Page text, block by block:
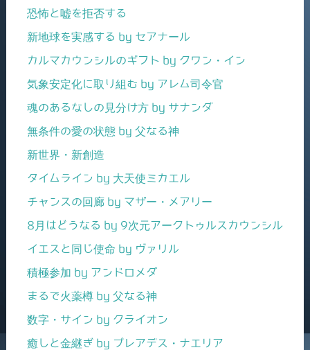
恐怖と嘘を拒否する
新地球を実感する by セアナール
カルマカウンシルのギフト by クワン・イン
気象安定化に取り組む by アレム司令官
魂のあるなしの見分け方 by サナンダ
無条件の愛の状態 by 父なる神
新世界・新創造
タイムライン by 大天使ミカエル
チャンスの回廊 by マザー・メアリー
8月はどうなる by 9次元アークトゥルスカウンシル
イエスと同じ使命 by ヴァリル
積極参加 by アンドロメダ
まるで火薬樽 by 父なる神
数字・サイン by クライオン
癒しと金継ぎ by プレアデス・ナエリア